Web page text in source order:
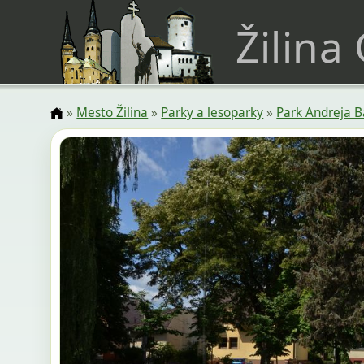
Žilina
» Mesto Žilina » Parky a lesoparky» Park Andreja